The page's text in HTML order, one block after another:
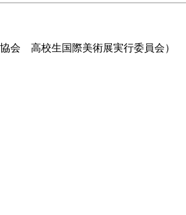
会 高校生国際美術展実行委員会）